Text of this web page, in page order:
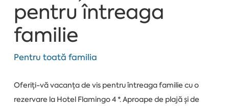
pentru întreaga
familie
Pentru toată familia
Oferiți-vă vacanța de vis pentru întreaga familie cu o
rezervare la Hotel Flamingo 4 *. Aproape de plajă și de